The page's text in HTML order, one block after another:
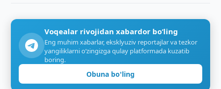
Voqealar rivojidan xabardor bo‘ling
Eng muhim xabarlar, eksklyuziv reportajlar va tezkor
yangiliklarni o‘zingizga qulay platformada kuzatib
boring.
Obuna bo'ling